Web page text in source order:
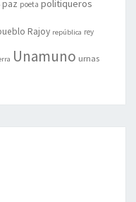
paz poeta politiqueros
Rajoy república rey
Unamuno urnas